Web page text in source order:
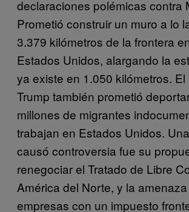
declaraciones polémicas contra
Prometió construir un muro a lo
3.379 kilómetros de la frontera
Estados Unidos, alargando la
ya existe en 1.050 kilómetros.
Trump también prometió
millones de migrantes
trabajan en Estados Unidos.
causó controversia fue su
renegociar el Tratado de Libre
América del Norte, y la
empresas con un impuesto